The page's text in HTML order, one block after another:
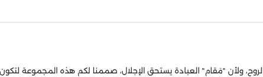
ولأن "مَقام" العبادة يستحق الإجلال، صممنا لكم هذه المجموعة لتكون